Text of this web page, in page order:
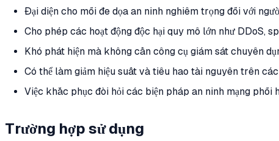
Đại diện cho mối đe dọa an ninh nghiêm trọng đối với
Cho phép các hoạt động độc hại quy mô lớn như DDoS,
Khó phát hiện mà không cần công cụ giám sát chuyên
Có thể làm giảm hiệu suất và tiêu hao tài nguyên trên
Việc khắc phục đòi hỏi các biện pháp an ninh mạng phối
Trường hợp sử dụng